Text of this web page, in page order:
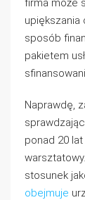
firma może
upiększania
sposób
pakietem
Naprawdę,
ponad 20
stosunek
obejmuje